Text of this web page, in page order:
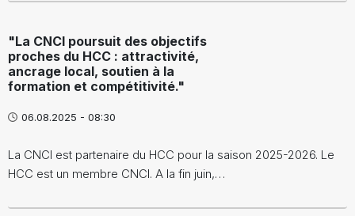
"La CNCI poursuit des objectifs
proches du HCC : attractivité,
ancrage local, soutien à la
formation et compétitivité."
06.08.2025 - 08:30
La CNCI est partenaire du HCC pour la saison 2025-2026. Le
HCC est un membre CNCI. A la fin juin,…